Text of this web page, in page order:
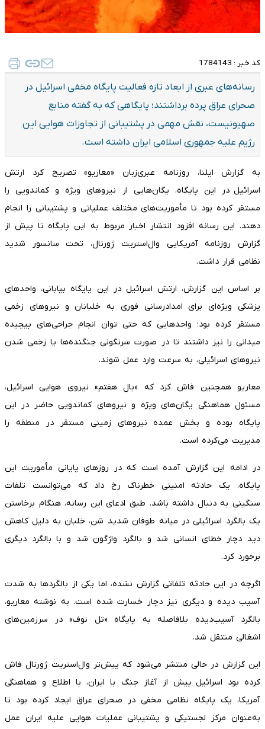
کد خبر : 1784143
رسانه‌های عبری از ابعاد تازه فعالیت پایگاه مخفی اسرائیل در
صحرای عراق پرده برداشتند؛ پایگاهی که به گفته منابع
صهیونیست، نقش مهمی در پشتیبانی از تجاوزات هوایی این
رژیم علیه جمهوری اسلامی ایران داشته است.
به گزارش ایلنا، روزنامه عبری‌زبان «معاریو» تصریح کرد ارتش
اسرائیل در این پایگاه، یگان‌هایی از نیروهای ویژه و کماندویی را
مستقر کرده بود تا مأموریت‌های مختلف عملیاتی و پشتیبانی را انجام
دهند. این رسانه افزود انتشار اخبار مربوط به این پایگاه تا پیش از
گزارش روزنامه آمریکایی وال‌استریت ژورنال، تحت سانسور شدید
نظامی قرار داشت.
بر اساس این گزارش، ارتش اسرائیل در این پایگاه بیابانی، واحدهای
پزشکی ویژه‌ای برای امدادرسانی فوری به خلبانان و نیروهای زخمی
مستقر کرده بود؛ واحدهایی که حتی توان انجام جراحی‌های پیچیده
میدانی را نیز داشتند تا در صورت سرنگونی جنگنده‌ها یا زخمی شدن
نیروهای اسرائیلی، به سرعت وارد عمل شوند.
معاریو همچنین فاش کرد که «بال هفتم» نیروی هوایی اسرائیل،
مسئول هماهنگی یگان‌های ویژه و نیروهای کماندویی حاضر در این
پایگاه بوده و بخش عمده نیروهای زمینی مستقر در منطقه را
مدیریت می‌کرده است.
در ادامه این گزارش آمده است که در روزهای پایانی مأموریت این
پایگاه، یک حادثه امنیتی خطرناک رخ داد که می‌توانست تلفات
سنگینی به دنبال داشته باشد. طبق ادعای این رسانه، هنگام برخاستن
یک بالگرد اسرائیلی در میانه طوفان شدید شن، خلبان به دلیل کاهش
دید دچار خطای انسانی شد و بالگرد واژگون شد و با بالگرد دیگری
برخورد کرد.
اگرچه در این حادثه تلفاتی گزارش نشده، اما یکی از بالگردها به شدت
آسیب دیده و دیگری نیز دچار خسارت شده است. به نوشته معاریو،
بالگرد آسیب‌دیده بلافاصله به پایگاه «تل نوف» در سرزمین‌های
اشغالی منتقل شد.
این گزارش در حالی منتشر می‌شود که پیش‌تر وال‌استریت ژورنال فاش
کرده بود اسرائیل پیش از آغاز جنگ با ایران، با اطلاع و هماهنگی
آمریکا، یک پایگاه نظامی مخفی در صحرای عراق ایجاد کرده بود تا
به‌عنوان مرکز لجستیکی و پشتیبانی عملیات هوایی علیه ایران عمل